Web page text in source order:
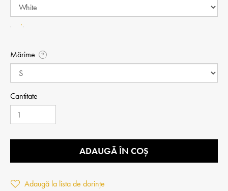
Mărime ?
Cantitate
ADAUGĂ ÎN COȘ
Adaugă la lista de dorințe